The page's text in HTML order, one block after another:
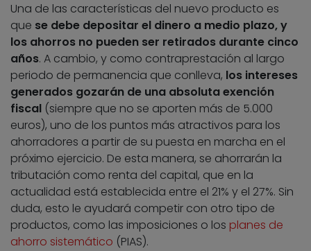
Una de las características del nuevo producto es
que se debe depositar el dinero a medio plazo, y
los ahorros no pueden ser retirados durante cinco
años. A cambio, y como contraprestación al largo
periodo de permanencia que conlleva, los intereses
generados gozarán de una absoluta exención
fiscal (siempre que no se aporten más de 5.000
euros), uno de los puntos más atractivos para los
ahorradores a partir de su puesta en marcha en el
próximo ejercicio. De esta manera, se ahorrarán la
tributación como renta del capital, que en la
actualidad está establecida entre el 21% y el 27%. Sin
duda, esto le ayudará competir con otro tipo de
productos, como las imposiciones o los planes de
ahorro sistemático (PIAS).